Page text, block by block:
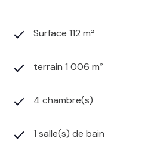
Surface 112 m²
terrain 1 006 m²
4 chambre(s)
1 salle(s) de bain